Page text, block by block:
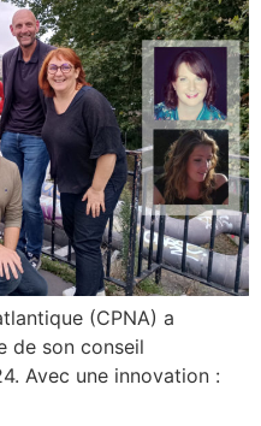
(CPNA) a
de son conseil
Avec une innovation :